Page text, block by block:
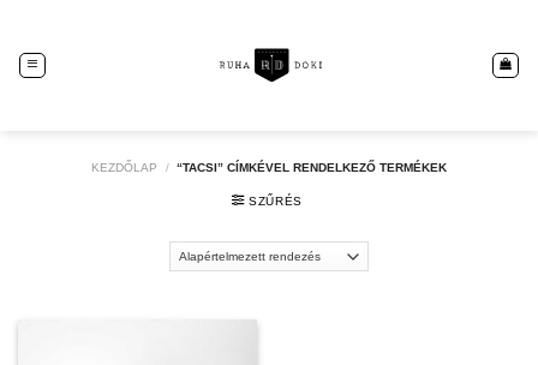
KEZDŐLAP / “TACSI” CÍMKÉVEL RENDELKEZŐ TERMÉKEK
SZŰRÉS